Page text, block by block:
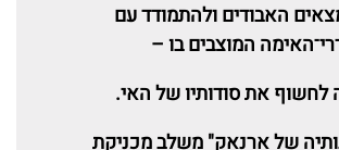
האבודים ולהתמודד עם
המוצבים בו –
את סודותיו של האי.
של ארנאק" משלב מכניקת